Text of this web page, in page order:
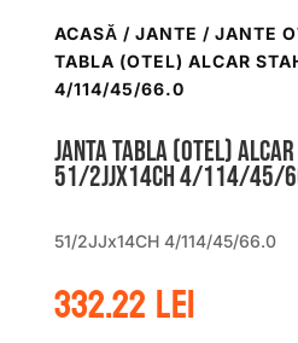
ACASĂ / JANTE / JANTE
TABLA (OTEL) ALCAR
4/114/45/66.0
Janta tabla (otel) ALCAR
51/2JJx14CH 4/114/45/
51/2JJx14CH 4/114/45/66.0
332.22lei